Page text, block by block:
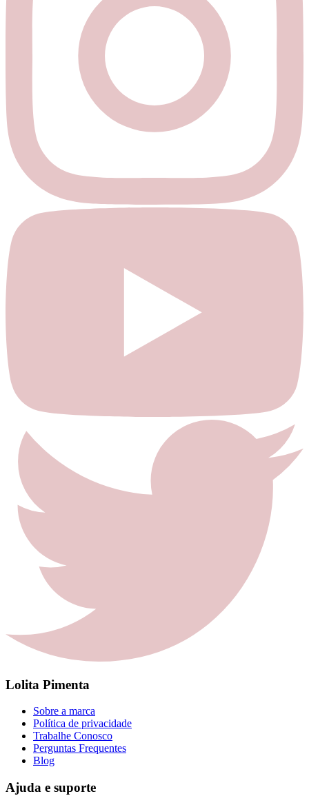
Lolita Pimenta
Sobre a marca
Política de privacidade
Trabalhe Conosco
Perguntas Frequentes
Blog
Ajuda e suporte